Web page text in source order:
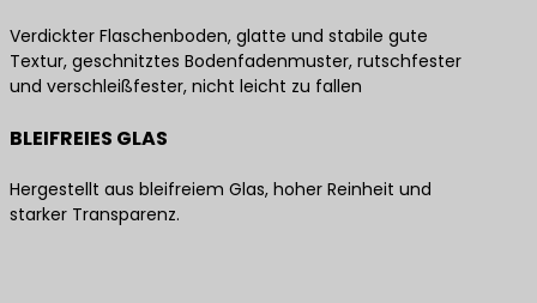
Verdickter Flaschenboden, glatte und stabile gute
Textur, geschnitztes Bodenfadenmuster, rutschfester
und verschleißfester, nicht leicht zu fallen
BLEIFREIES GLAS
Hergestellt aus bleifreiem Glas, hoher Reinheit und
starker Transparenz.